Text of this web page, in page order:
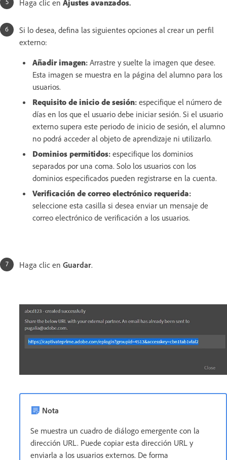
Haga clic en Ajustes avanzados.
Si lo desea, defina las siguientes opciones al crear un perfil
externo:
Añadir imagen: Arrastre y suelte la imagen que desee.
Esta imagen se muestra en la página del alumno para los
usuarios.
Requisito de inicio de sesión: especifique el número de
días en los que el usuario debe iniciar sesión. Si el usuario
externo supera este periodo de inicio de sesión, el alumno
no podrá acceder al objeto de aprendizaje ni utilizarlo.
Dominios permitidos: especifique los dominios
separados por una coma. Solo los usuarios con los
dominios especificados pueden registrarse en la cuenta.
Verificación de correo electrónico requerida:
seleccione esta casilla si desea enviar un mensaje de
correo electrónico de verificación a los usuarios.
Haga clic en Guardar.
Nota
Se muestra un cuadro de diálogo emergente con la
dirección URL. Puede copiar esta dirección URL y
enviarla a los usuarios externos. De forma